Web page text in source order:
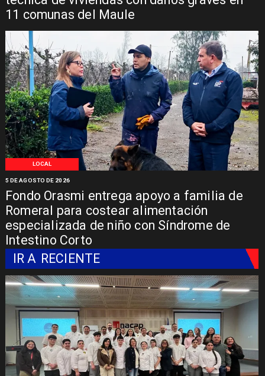
11 comunas del Maule
LOCAL
Fondo Orasmi entrega apoyo a familia de
Romeral para costear alimentación
especializada de niño con Síndrome de
Intestino Corto
5 DE AGOSTO DE 2026
IR A RECIENTE